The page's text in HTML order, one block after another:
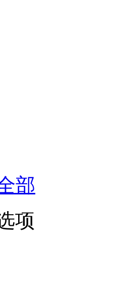
部
项